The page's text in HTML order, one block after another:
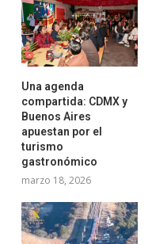
Una agenda
compartida: CDMX y
Buenos Aires
apuestan por el
turismo
gastronómico
marzo 18, 2026